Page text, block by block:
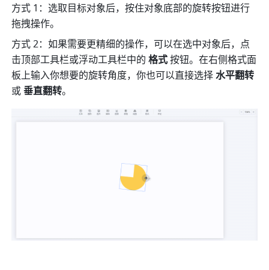
方式 1：选取目标对象后，按住对象底部的旋转按钮进行
拖拽操作。
方式 2：如果需要更精细的操作，可以在选中对象后，点
击顶部工具栏或浮动工具栏中的 格式 按钮。在右侧格式面
板上输入你想要的旋转角度，你也可以直接选择 水平翻转
或 垂直翻转。